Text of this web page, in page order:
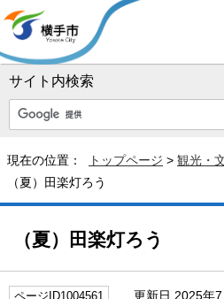
サイト内検索
現在の位置： トップページ > 観光・
（夏）田楽灯ろう
（夏）田楽灯ろう
ページID1004561 更新日 2025年7